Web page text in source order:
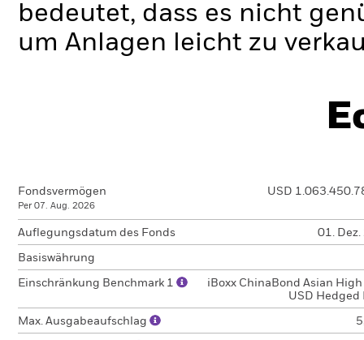
bedeutet, dass es nicht
um Anlagen leicht zu
Fondsvermögen
Per 07. Aug. 2026
USD
Auflegungsdatum des Fonds 01.
Basiswährung
Einschränkung Benchmark 1
iBoxx ChinaBond Asian
USD Hedged
Max. Ausgabeaufschlag